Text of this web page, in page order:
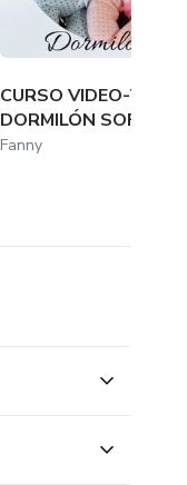
CURSO VIDEO-TALLER
DORMILÓN SOFT
Fanny